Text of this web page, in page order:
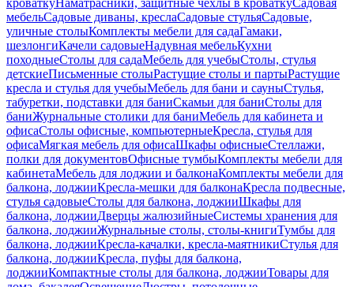
кроваткуНаматрасники, защитные чехлы в кроваткуСадовая
мебельСадовые диваны, креслаСадовые стульяСадовые,
уличные столыКомплекты мебели для садаГамаки,
шезлонгиКачели садовыеНадувная мебельКухни
походныеСтолы для садаМебель для учебыСтолы, стулья
детскиеПисьменные столыРастущие столы и партыРастущие
кресла и стулья для учебыМебель для бани и сауныСтулья,
табуретки, подставки для баниСкамьи для баниСтолы для
баниЖурнальные столики для баниМебель для кабинета и
офисаСтолы офисные, компьютерныеКресла, стулья для
офисаМягкая мебель для офисаШкафы офисныеСтеллажи,
полки для документовОфисные тумбыКомплекты мебели для
кабинетаМебель для лоджии и балконаКомплекты мебели для
балкона, лоджииКресла-мешки для балконаКресла подвесные,
стулья садовыеСтолы для балкона, лоджииШкафы для
балкона, лоджииДверцы жалюзийныеСистемы хранения для
балкона, лоджииЖурнальные столы, столы-книгиТумбы для
балкона, лоджииКресла-качалки, кресла-маятникиСтулья для
балкона, лоджииКресла, пуфы для балкона,
лоджииКомпактные столы для балкона, лоджииТовары для